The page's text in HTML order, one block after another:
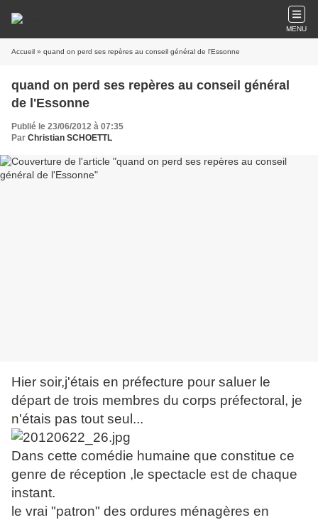
MENU
Accueil » quand on perd ses repères au conseil général de l'Essonne
quand on perd ses repères au conseil général
de l'Essonne
Publié le 23/06/2012 à 07:35
Par Christian SCHOETTL
Hier soir,j'étais en préfecture pour saluer le
départ de trois membres du corps préfectoral, je
n'étais pas tout seul...
Dans cette comédie humaine que constitue ce
genre de réception ,le spectacle est de chaque
instant.
le vrai "patron" des ordures ménagères en